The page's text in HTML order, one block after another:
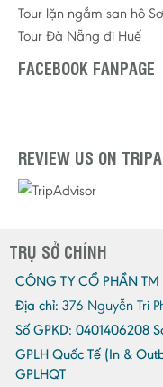
Tour lặn ngắm san hô
Tour Đà Nẵng đi Huế
FACEBOOK FANPAGE
REVIEW US ON
TRỤ SỞ CHÍNH
CÔNG TY CỔ PHẦN
Địa chỉ: 376 Nguyễn Tri
Số GPKD: 0401406208
GPLH Quốc Tế (In &
GPLHQT